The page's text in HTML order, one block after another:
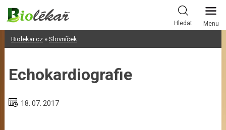
Skip
content
Hledat Menu
Biolekar.cz» Slovníček
Echokardiografie
18. 07. 2017